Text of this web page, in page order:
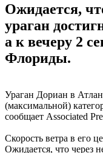
Ожидается,
ураган
а к вечеру 2
Флориды.
Ураган Дориан в
(максимальной)
сообщает Associated
Скорость ветра в его
Ожидается, что через